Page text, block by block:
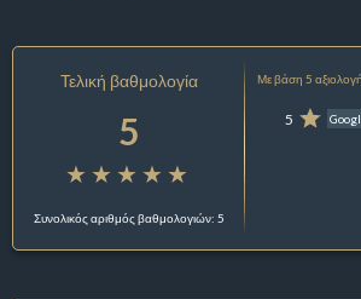
Τελική βαθμολογία
5
Συνολικός αριθμός βαθμολογιών: 5
Με βάση 5
5